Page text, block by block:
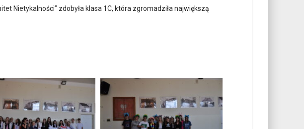
Nietykalności” zdobyła klasa 1C, która zgromadziła największą